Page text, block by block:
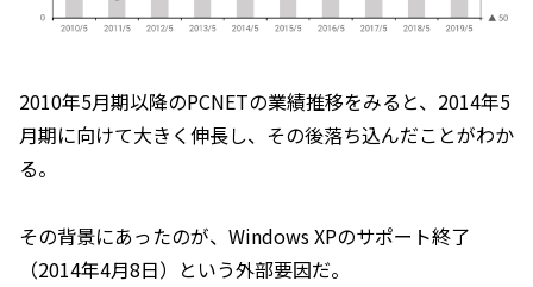
2010年5月期以降のPCNETの業績推移をみると、2014年5
月期に向けて大きく伸長し、その後落ち込んだことがわか
る。
その背景にあったのが、Windows XPのサポート終了
（2014年4月8日）という外部要因だ。